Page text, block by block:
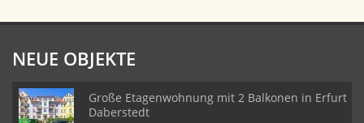
NEUE OBJEKTE
Große Etagenwohnung mit 2 Balkonen in Erfurt
Daberstedt